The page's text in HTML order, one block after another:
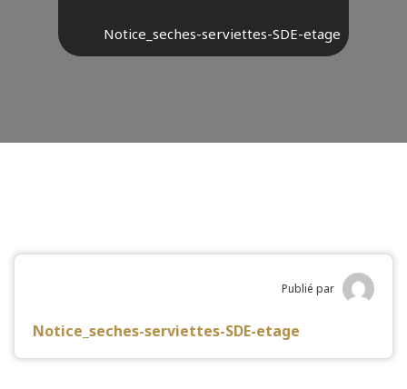
Notice_seches-serviettes-SDE-etage
Publié par
Notice_seches-serviettes-SDE-etage